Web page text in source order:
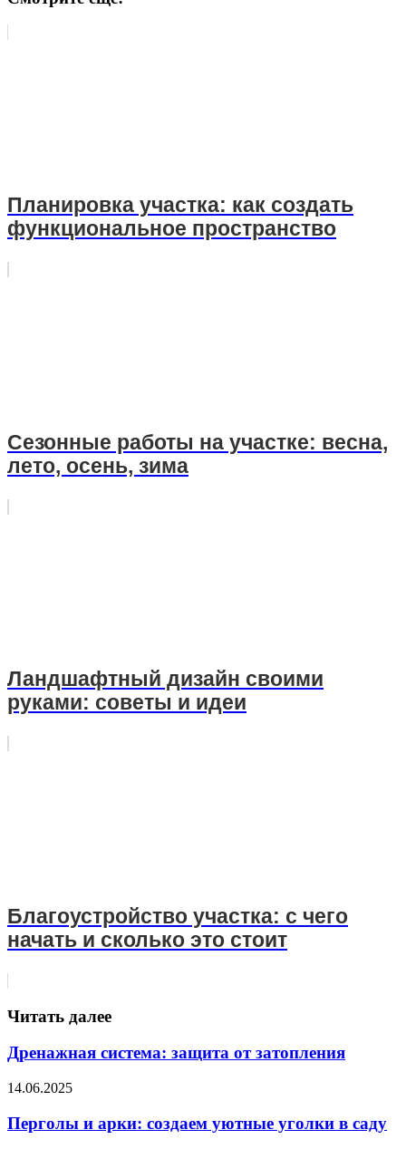
Планировка участка: как создать
функциональное пространство
Сезонные работы на участке: весна,
лето, осень, зима
Ландшафтный дизайн своими
руками: советы и идеи
Благоустройство участка: с чего
начать и сколько это стоит
Читать далее
Дренажная система: защита от затопления
14.06.2025
Перголы и арки: создаем уютные уголки в саду